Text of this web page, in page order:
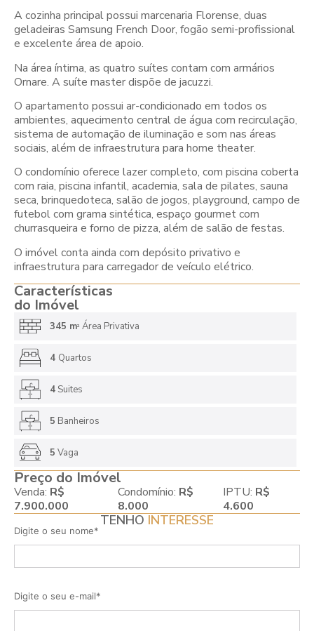
A cozinha principal possui marcenaria Florense, duas
geladeiras Samsung French Door, fogão semi-profissional
e excelente área de apoio.
Na área íntima, as quatro suítes contam com armários
Ornare. A suíte master dispõe de jacuzzi.
O apartamento possui ar-condicionado em todos os
ambientes, aquecimento central de água com recirculação,
sistema de automação de iluminação e som nas áreas
sociais, além de infraestrutura para home theater.
O condomínio oferece lazer completo, com piscina coberta
com raia, piscina infantil, academia, sala de pilates, sauna
seca, brinquedoteca, salão de jogos, playground, campo de
futebol com grama sintética, espaço gourmet com
churrasqueira e forno de pizza, além de salão de festas.
O imóvel conta ainda com depósito privativo e
infraestrutura para carregador de veículo elétrico.
Características
do Imóvel
345 m2 Área Privativa
4 Quartos
4Suites
5 Banheiros
5 Vaga
Preço do Imóvel
Venda: R$
7.900.000
Condomínio: R$
8.000
IPTU: R$
4.600
TENHO INTERESSE
Digite o seu nome*
Digite o seu e-mail*